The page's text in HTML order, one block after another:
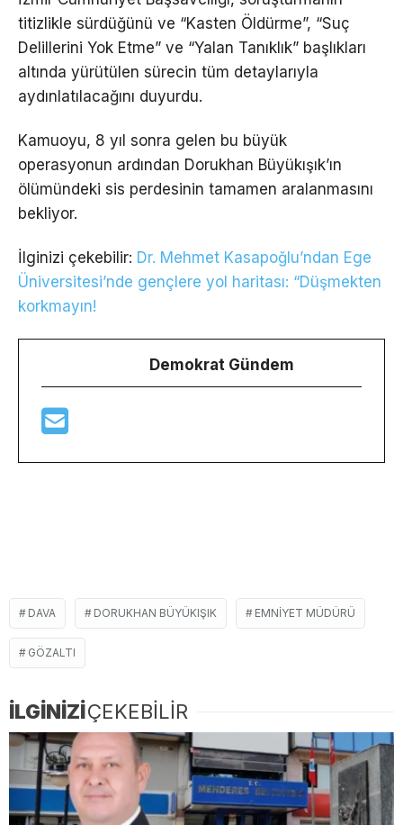
titizlikle sürdüğünü ve “Kasten Öldürme”, “Suç
Delillerini Yok Etme” ve “Yalan Tanıklık” başlıkları
altında yürütülen sürecin tüm detaylarıyla
aydınlatılacağını duyurdu.
Kamuoyu, 8 yıl sonra gelen bu büyük
operasyonun ardından Dorukhan Büyükışık’ın
ölümündeki sis perdesinin tamamen aralanmasını
bekliyor.
İlginizi çekebilir: Dr. Mehmet Kasapoğlu’ndan Ege
Üniversitesi’nde gençlere yol haritası: “Düşmekten
korkmayın!
Demokrat Gündem
DAVA DORUKHAN BÜYÜKIŞIK EMNİYET MÜDÜRÜ
GÖZALTI
İLGİNİZİÇEKEBİLİR